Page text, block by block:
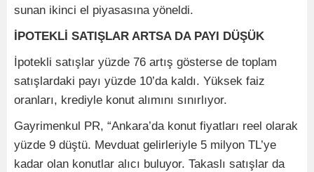
sunan ikinci el piyasasına yöneldi.
İPOTEKLİ SATIŞLAR ARTSA DA PAYI DÜŞÜK
İpotekli satışlar yüzde 76 artış gösterse de toplam
satışlardaki payı yüzde 10’da kaldı. Yüksek faiz
oranları, krediyle konut alımını sınırlıyor.
Gayrimenkul PR, “Ankara’da konut fiyatları reel olarak
yüzde 9 düştü. Mevduat gelirleriyle 5 milyon TL’ye
kadar olan konutlar alıcı buluyor. Takaslı satışlar da